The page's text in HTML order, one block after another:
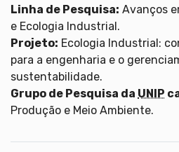
Linha de Pesquisa: Avanços
e Ecologia Industrial.
Projeto: Ecologia Industrial:
para a engenharia e o
sustentabilidade.
Grupo de Pesquisa da UNIP
Produção e Meio Ambiente.